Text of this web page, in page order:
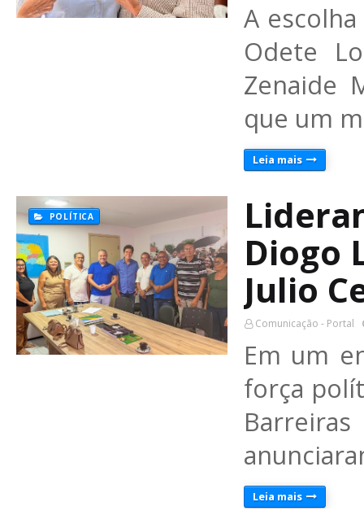
A
Odete
Zenaide
que um
Leia mais
POLÍTICA
Diogo
Julio
Comunicação - Portal
Em um
força
Leia mais